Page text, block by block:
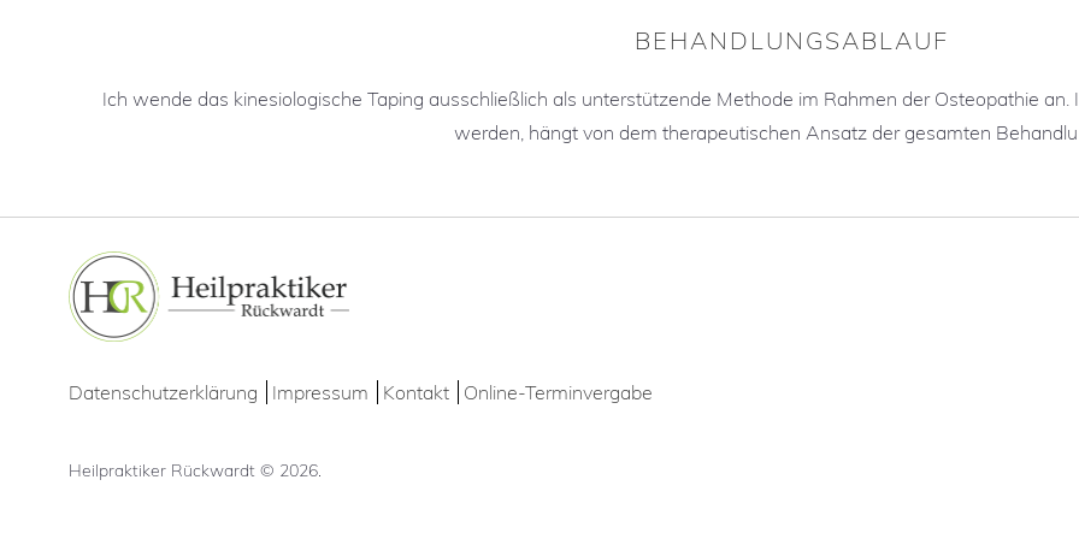
BEHANDLUNGSABLAUF
Ich wende das kinesiologische Taping ausschließlich als unterstützende Methode im Rahmen der Osteopathie
werden, hängt von dem therapeutischen Ansatz der gesamten
Datenschutzerklärung Impressum Kontakt Online-Terminvergabe
Heilpraktiker Rückwardt © 2026